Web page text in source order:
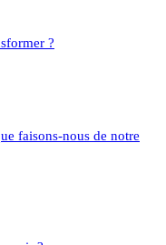
?
faisons-nous de notre